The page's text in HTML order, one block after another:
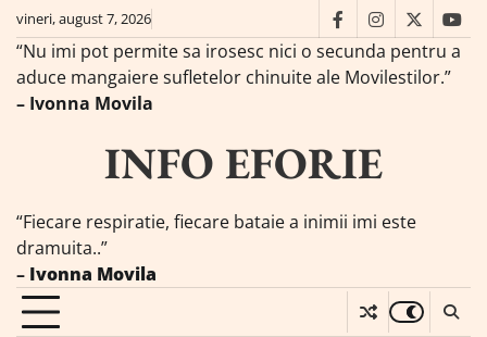
Skip
content
vineri, august 7, 2026 facebookinstagram
twitter
“Nu imi pot permite sa irosesc nici o secunda pentru a
aduce mangaiere sufletelor chinuite ale Movilestilor.”
– Ivonna Movila
INFO EFORIE
“Fiecare respiratie, fiecare bataie a inimii imi este
dramuita..”
– Ivonna Movila